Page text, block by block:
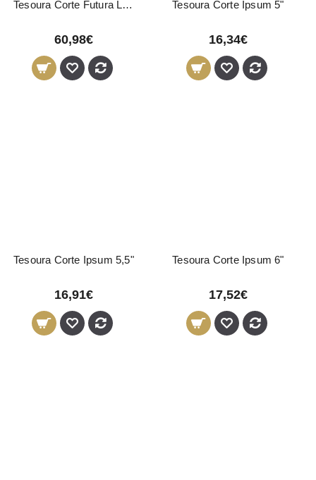
Tesoura Corte Futura Line 6"
60,98€
Tesoura Corte Ipsum 5"
16,34€
Tesoura Corte Ipsum 5,5"
16,91€
Tesoura Corte Ipsum 6"
17,52€